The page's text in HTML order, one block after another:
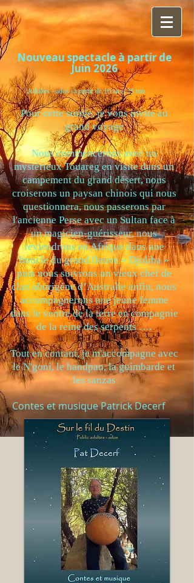
Nouveau spectacle à partir de
Juin 2026
Adultes - ados (à partir de 10 ans) 75 mn
Pour cette soirée, je vous invite au
grand voyage
Nous commencerons avec un
mystérieux Touareg en visite dans un
campement du grand désert, nous
croiserons un paysan chinois qui nous
questionnera, nous passerons par
l'ancienne Perse avec un Sultan face à
un magicien-guérisseur, nous
reviendrons en Afrique dans une
boucle du grand fleuve « Djoliba »
puis nous suivrons un vieux chef de
clan aborigène d’Australie enfin, nous
accompagnerons une jeune femme
dans le ventre de la terre en compagnie
de la reine des serpents ….
Tout en contant, je m'accompagne avec
le N'goni, le handpan, la guimbarde et
les sanzas
Contes et musique Patrick Decerf